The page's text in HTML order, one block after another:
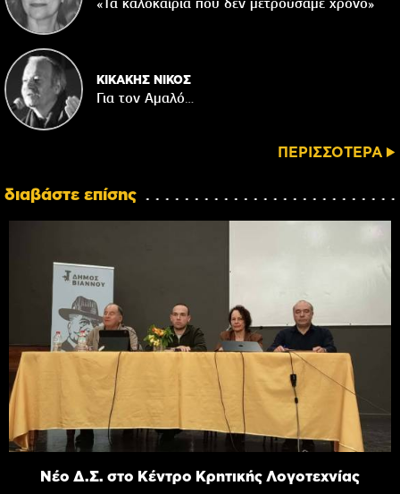
ΚΙΚΑΚΗΣ ΝΙΚΟΣ
Για τον Αμαλό…
ΠΕΡΙΣΣΟΤΕΡΑ
διαβάστε επίσης
Νέο Δ.Σ. στο Κέντρο Κρητικής Λογοτεχνίας